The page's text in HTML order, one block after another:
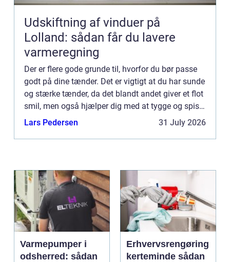
Udskiftning af vinduer på
Lolland: sådan får du lavere
varmeregning
Der er flere gode grunde til, hvorfor du bør passe
godt på dine tænder. Det er vigtigt at du har sunde
og stærke tænder, da det blandt andet giver et flot
smil, men også hjælper dig med at tygge og spise
de ting du godt kan lide. Ens tænder er noget ...
Lars Pedersen 31 July 2026
Varmepumper i
odsherred: sådan
Erhvervsrengøring
kerteminde sådan